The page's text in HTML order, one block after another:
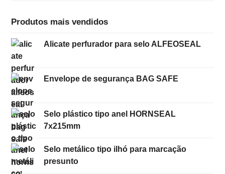
Produtos mais vendidos
Alicate perfurador para selo ALFEOSEAL
Envelope de segurança BAG SAFE
Selo plástico tipo anel HORNSEAL
7x215mm
Selo metálico tipo ilhó para marcação
presunto